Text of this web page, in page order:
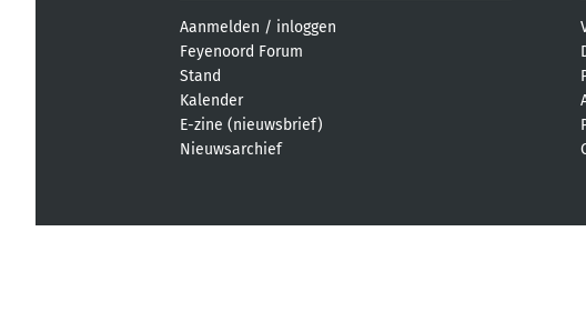
Aanmelden / inloggen
Feyenoord Forum
Stand
Kalender
E-zine (nieuwsbrief)
Nieuwsarchief